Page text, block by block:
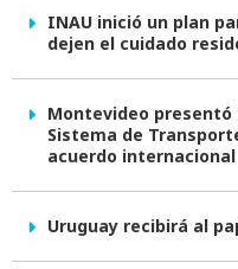
INAU inició un plan
dejen el cuidado
Montevideo presentó
Sistema de
acuerdo internacional
Uruguay recibirá al